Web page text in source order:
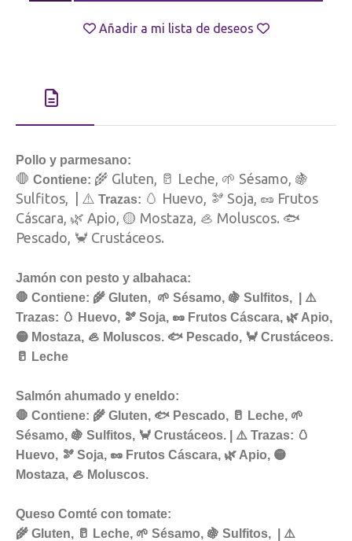
Añadir a mi lista de deseos
Pollo y parmesano:
🛑 Contiene: 🌾 Gluten, 🥛 Leche, 🌱 Sésamo, 🍇
Sulfitos, | ⚠️ Trazas: 🥚 Huevo, 🫘 Soja, 🥜 Frutos
Cáscara, 🌿 Apio, 🟡 Mostaza, 🦪 Moluscos. 🐟
Pescado, 🦀 Crustáceos.
Jamón con pesto y albahaca:
🛑 Contiene: 🌾 Gluten, 🌱 Sésamo, 🍇 Sulfitos, | ⚠️
Trazas: 🥚 Huevo, 🫘 Soja, 🥜 Frutos Cáscara, 🌿 Apio,
🟡 Mostaza, 🦪 Moluscos. 🐟 Pescado, 🦀 Crustáceos.
🥛 Leche
Salmón ahumado y eneldo:
🛑 Contiene: 🌾 Gluten, 🐟 Pescado, 🥛 Leche, 🌱
Sésamo, 🍇 Sulfitos, 🦀 Crustáceos. | ⚠️ Trazas: 🥚
Huevo, 🫘 Soja, 🥜 Frutos Cáscara, 🌿 Apio, 🟡
Mostaza, 🦪 Moluscos.
Queso Comté con tomate:
🌾 Gluten, 🥛 Leche, 🌱 Sésamo, 🍇 Sulfitos, | ⚠️